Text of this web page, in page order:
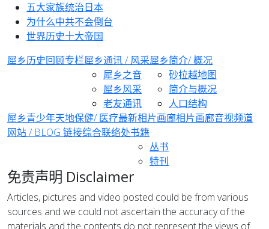
五大家族统治日本
为什么中共不会倒台
世界历史十大帝国
犀乡历史回顾专栏犀乡通讯 / 风采
犀乡之音
犀乡风采
老友通讯
犀乡简介/ 概况
砂拉越地图
简介与概况
人口结构
犀乡青少年天地保健/ 医疗最新相片画廊相片画廊音视频道
网站 / BLOG 链接综合联络处书籍
丛书
特刊
免责声明 Disclaimer
Articles, pictures and video posted could be from various
sources and we could not ascertain the accuracy of the
materials and the contents do not represent the views of